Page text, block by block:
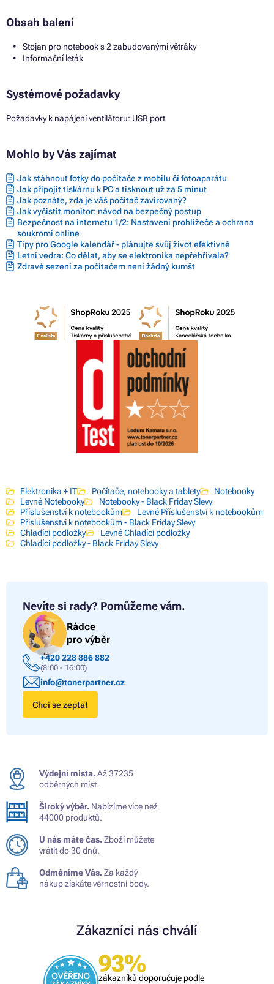
Obsah balení
Stojan pro notebook s 2 zabudovanými větráky
Informační leták
Systémové požadavky
Požadavky k napájení ventilátoru: USB port
Mohlo by Vás zajímat
Jak stáhnout fotky do počítače z mobilu či fotoaparátu
Jak připojit tiskárnu k PC a tisknout už za 5 minut
Jak poznáte, zda je váš počítač zavirovaný?
Jak vyčistit monitor: návod na bezpečný postup
Bezpečnost na internetu 1/2: Nastavení prohlížeče a ochrana
soukromí online
Tipy pro Google kalendář - plánujte svůj život efektivně
Letní vedra: Co dělat, aby se elektronika nepřehřívala?
Zdravé sezení za počítačem není žádný kumšt
Elektronika + IT Počítače, notebooky a tablety
Notebooky
Levné Notebooky
Notebooky - Black Friday Slevy
Příslušenství k notebookům
Levné Příslušenství k notebookům
Příslušenství k notebookům - Black Friday Slevy
Chladící podložky
Levné Chladící podložky
Chladící podložky - Black Friday Slevy
Nevíte si rady? Pomůžeme vám.
Rádce
pro výběr
+420 228 886 882
(8:00 - 16:00)
info@tonerpartner.cz
Chci se zeptat
Výdejní místa.Až 37235
odběrných míst.
Široký výběr. Nabízíme více než
44000 produktů.
U nás máte čas.Zboží můžete
vrátit do 30 dnů.
Odměníme Vás.Za každý
nákup získáte věrnostní body.
Zákazníci nás chválí
93%
zákazníků doporučuje podle